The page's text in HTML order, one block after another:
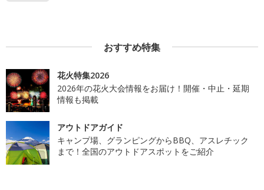
おすすめ特集
花火特集2026
2026年の花火大会情報をお届け！開催・中止・延期
情報も掲載
アウトドアガイド
キャンプ場、グランピングからBBQ、アスレチック
まで！全国のアウトドアスポットをご紹介